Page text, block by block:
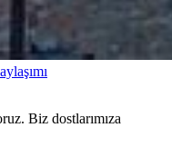
Biz dostlarımıza